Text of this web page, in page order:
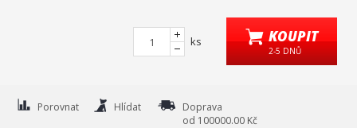
ks KOUPIT
2-5 DNŮ
Porovnat Hlídat
Doprava
od 100000.00 Kč